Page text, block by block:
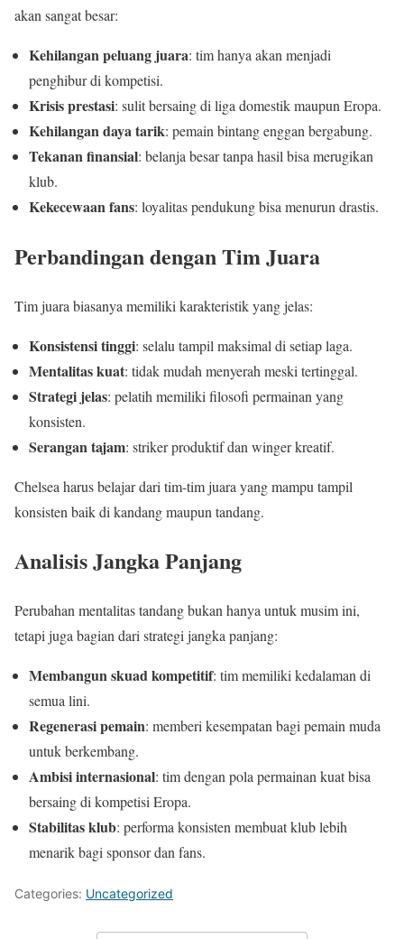
akan sangat besar:
Kehilangan peluang juara: tim hanya akan menjadi
penghibur di kompetisi.
Krisis prestasi: sulit bersaing di liga domestik maupun Eropa.
Kehilangan daya tarik: pemain bintang enggan bergabung.
Tekanan finansial: belanja besar tanpa hasil bisa merugikan
klub.
Kekecewaan fans: loyalitas pendukung bisa menurun drastis.
Perbandingan dengan Tim Juara
Tim juara biasanya memiliki karakteristik yang jelas:
Konsistensi tinggi: selalu tampil maksimal di setiap laga.
Mentalitas kuat: tidak mudah menyerah meski tertinggal.
Strategi jelas: pelatih memiliki filosofi permainan yang
konsisten.
Serangan tajam: striker produktif dan winger kreatif.
Chelsea harus belajar dari tim-tim juara yang mampu tampil
konsisten baik di kandang maupun tandang.
Analisis Jangka Panjang
Perubahan mentalitas tandang bukan hanya untuk musim ini,
tetapi juga bagian dari strategi jangka panjang:
Membangun skuad kompetitif: tim memiliki kedalaman di
semua lini.
Regenerasi pemain: memberi kesempatan bagi pemain muda
untuk berkembang.
Ambisi internasional: tim dengan pola permainan kuat bisa
bersaing di kompetisi Eropa.
Stabilitas klub: performa konsisten membuat klub lebih
menarik bagi sponsor dan fans.
Categories: Uncategorized